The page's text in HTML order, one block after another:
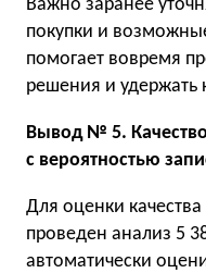
Важно заранее
покупки и
помогает вовремя
решения и удержать
Вывод № 5.
с вероятностью
Для оценки
проведен анализ 5
автоматически